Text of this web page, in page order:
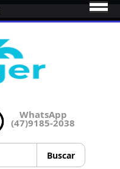
WhatsApp
(47)9185-2038